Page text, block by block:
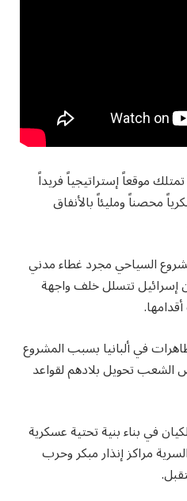
موقعاً إستراتيجياً فريداً
محصناً ومليئاً بالأنفاق
السياحي مجرد غطاء مدني
إسرائيل تتسلل خلف واجهة
في ألبانيا بسبب المشروع
الشعب تحويل بلادهم لقواعد
في بناء بنية تحتية عسكرية
مراكز إنذار مبكر وحرب